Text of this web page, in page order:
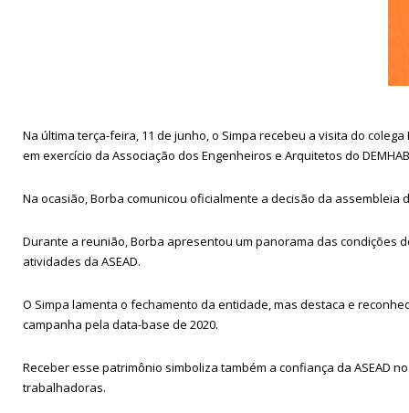
Na última terça-feira, 11 de junho, o Simpa recebeu a visita do
em exercício da Associação dos Engenheiros e Arquitetos do DEMHAB
Na ocasião, Borba comunicou oficialmente a decisão da
Durante a reunião, Borba apresentou um panorama das condições
atividades da ASEAD.
O Simpa lamenta o fechamento da entidade, mas destaca e
campanha pela data-base de 2020.
Receber esse patrimônio simboliza também a confiança da ASEAD
trabalhadoras.